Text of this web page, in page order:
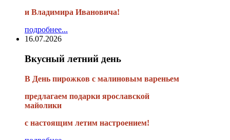
и Владимира Ивановича!
подробнее...
16.07.2026
Вкусный летний день
В День пирожков с малиновым вареньем
предлагаем подарки ярославской
майолики
с настоящим летим настроением!